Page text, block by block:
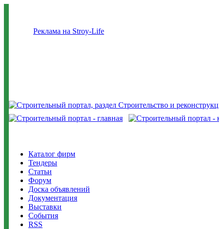
Реклама на Stroy-Life
Каталог фирм
Тендеры
Статьи
Форум
Доска объявлений
Документация
Выставки
События
RSS